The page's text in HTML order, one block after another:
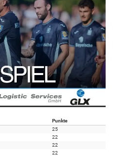
Punkte
25
22
22
22